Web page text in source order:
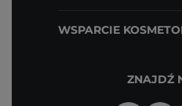
WSPARCIE
ZNAJDŹ